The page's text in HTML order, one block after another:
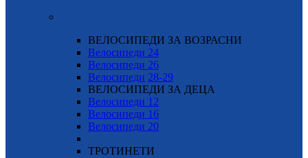
ВЕЛОСИПЕДИ ЗА ВОЗРАСНИ
Велосипеди 24
Велосипеди 26
Велосипеди 28-29
ВЕЛОСИПЕДИ ЗА ДЕЦА
Велосипеди 12
Велосипеди 16
Велосипеди 20
ТРОТИНЕТИ